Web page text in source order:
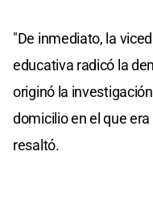
"De inmediato, la
educativa radicó la
originó la
domicilio en el que
resaltó.